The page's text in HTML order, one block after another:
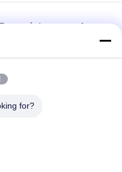
résistant au feu
enduit de fibre
for?